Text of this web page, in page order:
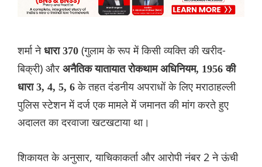
शर्मा ने धारा 370 (गुलाम के रूप में किसी व्यक्ति की खरीद-
बिक्री) और अनैतिक यातायात रोकथाम अधिनियम, 1956 की
धारा 3, 4, 5, 6के तहत दंडनीय अपराधों के लिए मराठाहल्ली
पुलिस स्टेशन में दर्ज एक मामले में जमानत की मांग करते हुए
अदालत का दरवाजा खटखटाया था।
शिकायत के अनुसार, याचिकाकर्ता और आरोपी नंबर 2 ने ऊंची